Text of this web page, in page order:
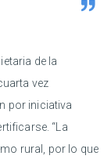
de la
vez
por iniciativa
“La
rural, por lo que